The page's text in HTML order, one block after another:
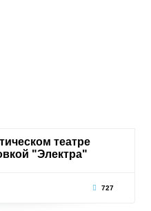
театре
"Электра"
727